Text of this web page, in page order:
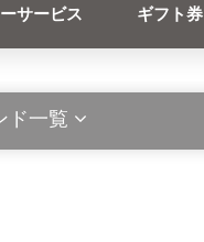
サービス ギフト券
ド一覧